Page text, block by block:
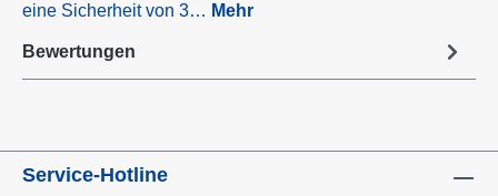
eine Sicherheit von 3… Mehr
Bewertungen
Service-Hotline